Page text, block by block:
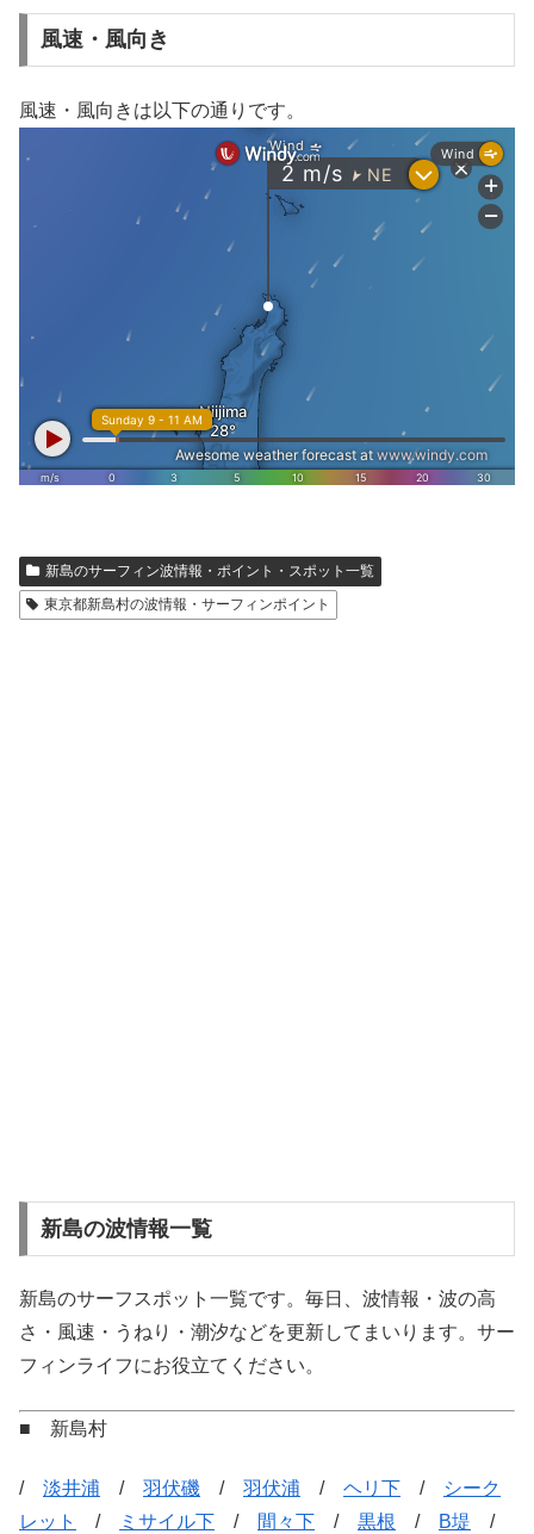
風速・風向き
風速・風向きは以下の通りです。
新島のサーフィン波情報・ポイント・スポット一覧
東京都新島村の波情報・サーフィンポイント
新島の波情報一覧
新島のサーフスポット一覧です。毎日、波情報・波の高
さ・風速・うねり・潮汐などを更新してまいります。サー
フィンライフにお役立てください。
■ 新島村
/ 淡井浦 / 羽伏磯 / 羽伏浦 / ヘリ下 /
シーク
レット
/ ミサイル下 / 間々下 / 黒根 / B堤 /